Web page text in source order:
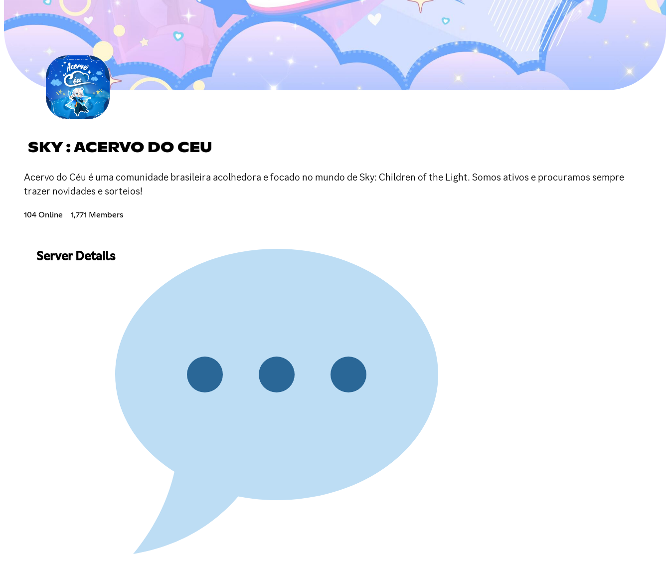
SKY : ACERVO DO CEU
Acervo do Céu é uma comunidade brasileira acolhedora e focado no mundo de Sky: Children of the Light. Somos ativos e procuramos sempre
trazer novidades e sorteios!
104 Online 1,771 Members
Server Details